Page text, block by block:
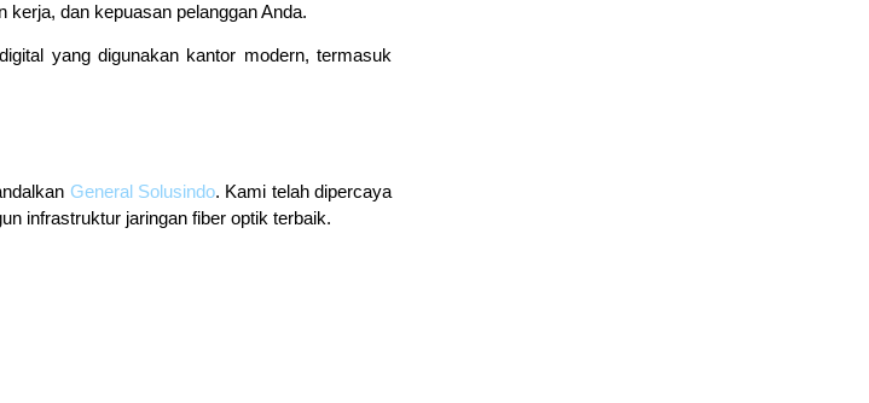
dan kepuasan pelanggan Anda.
yang digunakan kantor modern, termasuk
General Solusindo. Kami telah dipercaya
infrastruktur jaringan fiber optik terbaik.